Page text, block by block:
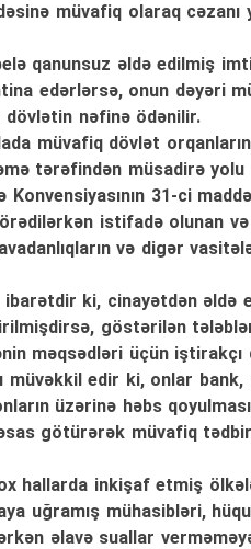
müvafiq olaraq cəzanı
qanunsuz əldə edilmiş
edərlərsə, onun dəyəri
dövlətin nəfinə ödənilir.
müvafiq dövlət
tərəfindən müsadirə
31-ci
istifadə olunan
və digər
ibarətdir ki, cinayətdən əldə
göstərilən
məqsədləri üçün
müvəkkil edir ki, onlar bank,
üzərinə həbs
götürərək müvafiq
hallarda inkişaf etmiş
uğramış mühasibləri,
əlavə suallar